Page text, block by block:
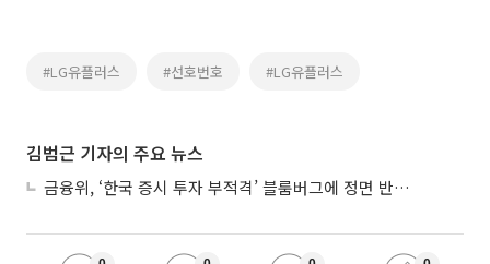
#LG유플러스 #선호번호 #LG유플러스
김범근 기자의 주요 뉴스
금융위, ‘한국 증시 투자 부적격’ 블룸버그에 정면 반박…“근거 불분명”